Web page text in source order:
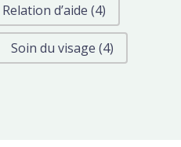
Relation d’aide (4)
Soin du visage (4)